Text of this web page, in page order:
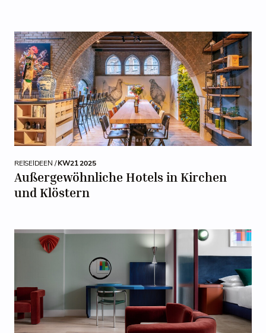
REISEIDEEN /KW21 2025
Außergewöhnliche Hotels in Kirchen
und Klöstern